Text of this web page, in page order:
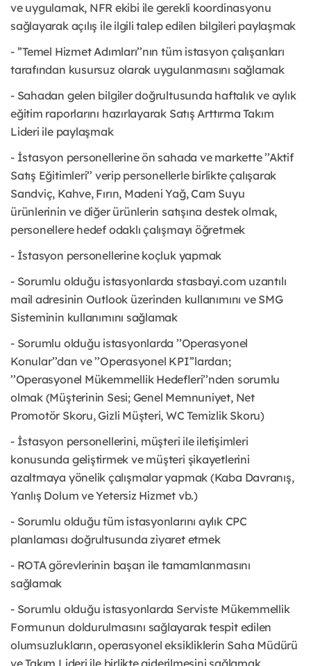
ve uygulamak, NFR ekibi ile gerekli koordinasyonu
sağlayarak açılış ile ilgili talep edilen bilgileri paylaşmak
- ’’Temel Hizmet Adımları’’nın tüm istasyon çalışanları
tarafından kusursuz olarak uygulanmasını sağlamak
- Sahadan gelen bilgiler doğrultusunda haftalık ve aylık
eğitim raporlarını hazırlayarak Satış Arttırma Takım
Lideri ile paylaşmak
- İstasyon personellerine ön sahada ve markette ’’Aktif
Satış Eğitimleri’’ verip personellerle birlikte çalışarak
Sandviç, Kahve, Fırın, Madeni Yağ, Cam Suyu
ürünlerinin ve diğer ürünlerin satışına destek olmak,
personellere hedef odaklı çalışmayı öğretmek
- İstasyon personellerine koçluk yapmak
- Sorumlu olduğu istasyonlarda stasbayi.com uzantılı
mail adresinin Outlook üzerinden kullanımını ve SMG
Sisteminin kullanımını sağlamak
- Sorumlu olduğu istasyonlarda ’’Operasyonel
Konular’’dan ve ’’Operasyonel KPI’’lardan;
’’Operasyonel Mükemmellik Hedefleri’’nden sorumlu
olmak (Müşterinin Sesi; Genel Memnuniyet, Net
Promotör Skoru, Gizli Müşteri, WC Temizlik Skoru)
- İstasyon personellerini, müşteri ile iletişimleri
konusunda geliştirmek ve müşteri şikayetlerini
azaltmaya yönelik çalışmalar yapmak (Kaba Davranış,
Yanlış Dolum ve Yetersiz Hizmet vb.)
- Sorumlu olduğu tüm istasyonlarını aylık CPC
planlaması doğrultusunda ziyaret etmek
- ROTA görevlerinin başarı ile tamamlanmasını
sağlamak
- Sorumlu olduğu istasyonlarda Serviste Mükemmellik
Formunun doldurulmasını sağlayarak tespit edilen
olumsuzlukların, operasyonel eksikliklerin Saha Müdürü
ve Takım Lideri ile birlikte giderilmesini sağlamak